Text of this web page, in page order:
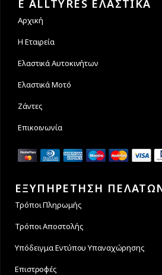
E ALLTYRES ΕΛΑΣΤΙΚΑ
Αρχική
Η Εταιρεία
Ελαστικά Αυτοκινήτων
Ελαστικά Μοτό
Ζάντες
Επικοινωνία
ΕΞΥΠΗΡΕΤΗΣΗ
Τρόποι Πληρωμής
Τρόποι Αποστολής
Υπόδειγμα Εντύπου Υπαναχώρησης
Επιστροφές